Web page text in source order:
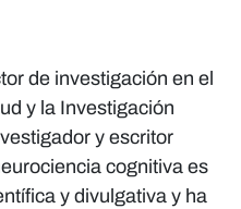
de investigación en el
y la Investigación
y escritor
cognitiva es
y divulgativa y ha